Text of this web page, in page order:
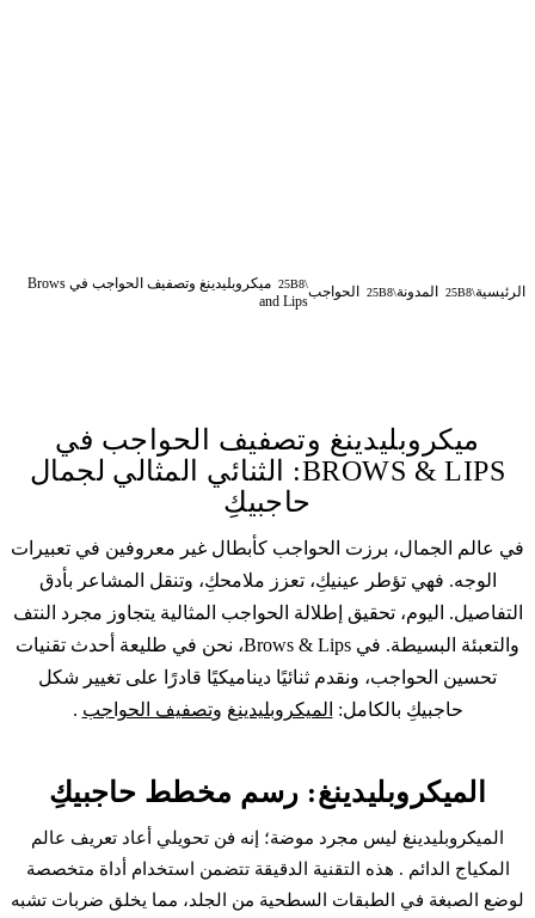
الرئيسية المدونة الحواجب
ميكروبلیدينغ وتصفيف الحواجب في Brows
and Lips
ميكروبلیدينغ وتصفيف الحواجب في
BROWS & LIPS: الثنائي المثالي لجمال
حاجبيكِ
في عالم الجمال، برزت الحواجب كأبطال غير معروفين في تعبيرات
الوجه. فهي تؤطر عينيكِ، تعزز ملامحكِ، وتنقل المشاعر بأدق
التفاصيل. اليوم، تحقيق إطلالة الحواجب المثالية يتجاوز مجرد النتف
والتعبئة البسيطة. في Brows & Lips، نحن في طليعة أحدث تقنيات
تحسين الحواجب، ونقدم ثنائيًا ديناميكيًا قادرًا على تغيير شكل
حاجبيكِ بالكامل: الميكروبلیدينغ وتصفيف الحواجب .
الميكروبلیدينغ: رسم مخطط حاجبيكِ
الميكروبلیدينغ ليس مجرد موضة؛ إنه فن تحويلي أعاد تعريف عالم
المكياج الدائم . هذه التقنية الدقيقة تتضمن استخدام أداة متخصصة
لوضع الصبغة في الطبقات السطحية من الجلد، مما يخلق ضربات تشبه